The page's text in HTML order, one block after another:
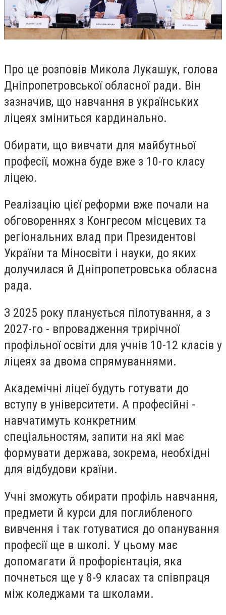
Про це розповів Микола Лукашук, голова
Дніпропетровської обласної ради. Він
зазначив, що навчання в українських
ліцеях зміниться кардинально.
Обирати, що вивчати для майбутньої
професії, можна буде вже з 10-го класу
ліцею.
Реалізацію цієї реформи вже почали на
обговореннях з Конгресом місцевих та
регіональних влад при Президентові
України та Міносвіти і науки, до яких
долучилася й Дніпропетровська обласна
рада.
З 2025 року планується пілотування, а з
2027-го - впровадження трирічної
профільної освіти для учнів 10-12 класів у
ліцеях за двома спрямуваннями.
Академічні ліцеї будуть готувати до
вступу в університети. А професійні -
навчатимуть конкретним
спеціальностям, запити на які має
формувати держава, зокрема, необхідні
для відбудови країни.
Учні зможуть обирати профіль навчання,
предмети й курси для поглибленого
вивчення і так готуватися до опанування
професії ще в школі. У цьому має
допомагати й профорієнтація, яка
почнеться ще у 8-9 класах та співпраця
між коледжами та школами.